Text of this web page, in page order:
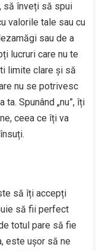
să înveți să spui
valorile tale sau cu
sau de a
lucruri care nu te
limite clare și să
nu se potrivesc
Spunând „nu”, îți
ceea ce îți va
să îți accepți
să fii perfect
totul pare să fie
este ușor să ne